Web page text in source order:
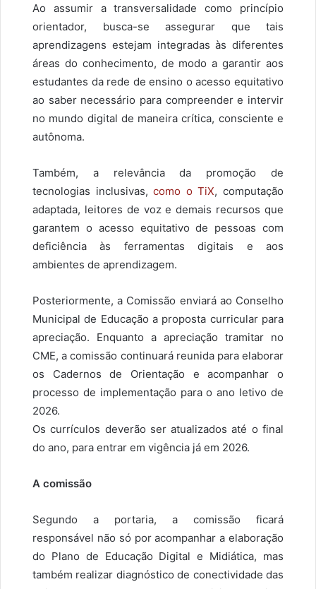
Ao assumir a transversalidade como princípio
orientador, busca-se assegurar que tais
aprendizagens estejam integradas às diferentes
áreas do conhecimento, de modo a garantir aos
estudantes da rede de ensino o acesso equitativo
ao saber necessário para compreender e intervir
no mundo digital de maneira crítica, consciente e
autônoma.
Também, a relevância da promoção de
tecnologias inclusivas,como o TiX, computação
adaptada, leitores de voz e demais recursos que
garantem o acesso equitativo de pessoas com
deficiência às ferramentas digitais e aos
ambientes de aprendizagem.
Posteriormente, a Comissão enviará ao Conselho
Municipal de Educação a proposta curricular para
apreciação. Enquanto a apreciação tramitar no
CME, a comissão continuará reunida para elaborar
os Cadernos de Orientação e acompanhar o
processo de implementação para o ano letivo de
2026.
Os currículos deverão ser atualizados até o final
do ano, para entrar em vigência já em 2026.
A comissão
Segundo a portaria, a comissão ficará
responsável não só por acompanhar a elaboração
do Plano de Educação Digital e Midiática, mas
também realizar diagnóstico de conectividade das